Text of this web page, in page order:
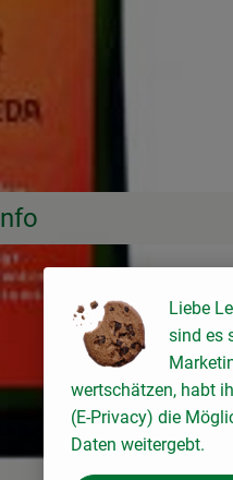
wurden keine
und schützt so vor
Liebe
sind es
wertschätzen, habt
(E-Privacy) die
Daten weitergebt.